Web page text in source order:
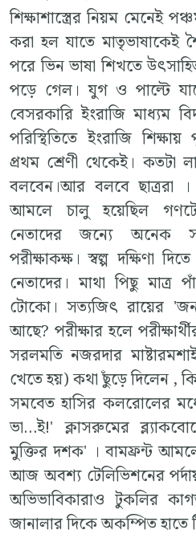
শিক্ষাশাস্ত্রের নিয়ম মেনেই
করা হল যাতে মাতৃভাষাকেই
পরে ভিন ভাষা শিখতে
পড়ে গেল। যুগ ও পাল্টে
বেসরকারি ইংরাজি মাধ্যম
পরিস্থিতিতে ইংরাজি
প্রথম শ্রেণী থেকেই। কতটা
বলবেন।আর বলবে ছাত্ররা
আমলে চালু হয়েছিল
নেতাদের জন্যে অনেক
পরীক্ষাকক্ষ। স্বল্প দক্ষিণা
নেতাদের। মাথা পিছু
টোকো। সত্যজিৎ রায়ের
আছে? পরীক্ষার হলে
সরলমতি নজরদার
খেতে হয়) কথা ছুঁড়ে দিলেন ,
সমবেত হাসির কলরোলের
ভা…ই!' ক্লাসরুমের
মুক্তির দশক' । বামফ্রন্ট
আজ অবশ্য টেলিভিশনের
অভিভাবিকারাও টুকলির
জানালার দিকে অকম্পিত হাতে